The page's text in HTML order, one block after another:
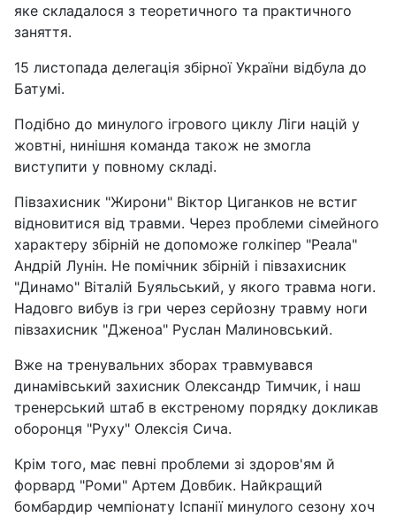
яке складалося з теоретичного та практичного
заняття.
15 листопада делегація збірної України відбула до
Батумі.
Подібно до минулого ігрового циклу Ліги націй у
жовтні, нинішня команда також не змогла
виступити у повному складі.
Півзахисник "Жирони" Віктор Циганков не встиг
відновитися від травми. Через проблеми сімейного
характеру збірній не допоможе голкіпер "Реала"
Андрій Лунін. Не помічник збірній і півзахисник
"Динамо" Віталій Буяльський, у якого травма ноги.
Надовго вибув із гри через серйозну травму ноги
півзахисник "Дженоа" Руслан Малиновський.
Вже на тренувальних зборах травмувався
динамівський захисник Олександр Тимчик, і наш
тренерський штаб в екстреному порядку докликав
оборонця "Руху" Олексія Сича.
Крім того, має певні проблеми зі здоров'ям й
форвард "Роми" Артем Довбик. Найкращий
бомбардир чемпіонату Іспанії минулого сезону хоч